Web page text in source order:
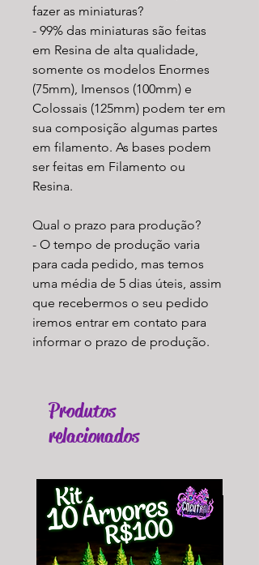
fazer as miniaturas?
- 99% das miniaturas são feitas
em Resina de alta qualidade,
somente os modelos Enormes
(75mm), Imensos (100mm) e
Colossais (125mm) podem ter em
sua composição algumas partes
em filamento. As bases podem
ser feitas em Filamento ou
Resina.
Qual o prazo para produção?
- O tempo de produção varia
para cada pedido, mas temos
uma média de 5 dias úteis, assim
que recebermos o seu pedido
iremos entrar em contato para
informar o prazo de produção.
Produtos
relacionados